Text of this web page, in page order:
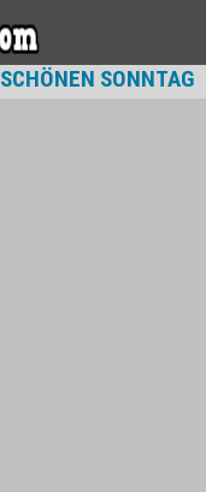
SCHÖNEN SONNTAG